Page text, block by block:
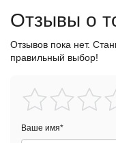
Отзывы о
Отзывов пока нет.
правильный выбор!
Ваше имя*